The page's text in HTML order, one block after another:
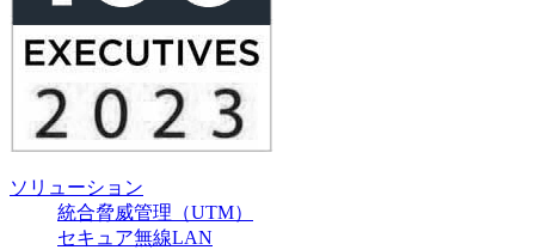
ソリューション
統合脅威管理（UTM）
セキュア無線LAN